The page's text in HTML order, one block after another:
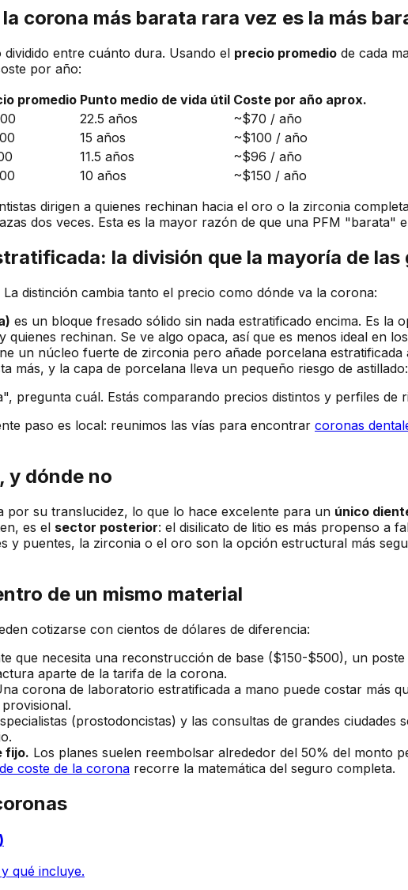
corona más barata rara vez es la más
entre cuánto dura. Usando el precio promedio de cada
por año:
promedio Punto medio de vida útil Coste por año aprox.
22.5 años
~$70 / año
15 años
~$100 / año
11.5 años
~$96 / año
10 años
~$150 / año
dirigen a quienes rechinan hacia el oro o la zirconia
dos veces. Esta es la mayor razón de que una PFM "barata"
la división que la mayoría de las
distinción cambia tanto el precio como dónde va la corona:
es un bloque fresado sólido sin nada estratificado encima. Es
quienes rechinan. Se ve algo opaca, así que es menos ideal en
un núcleo fuerte de zirconia pero añade porcelana
más, y la capa de porcelana lleva un pequeño riesgo de
pregunta cuál. Estás comparando precios distintos y perfiles de
paso es local: reunimos las vías para encontrar coronas
y dónde no
por su translucidez, lo que lo hace excelente para un único
es el sector posterior: el disilicato de litio es más propenso a
y puentes, la zirconia o el oro son la opción estructural más
de un mismo material
cotizarse con cientos de dólares de diferencia:
que necesita una reconstrucción de base ($150-$500), un
aparte de la tarifa de la corona.
corona de laboratorio estratificada a mano puede costar más
(prostodoncistas) y las consultas de grandes
fijo. Los planes suelen reembolsar alrededor del 50% del monto
coste de la corona recorre la matemática del seguro completa.
qué incluye.